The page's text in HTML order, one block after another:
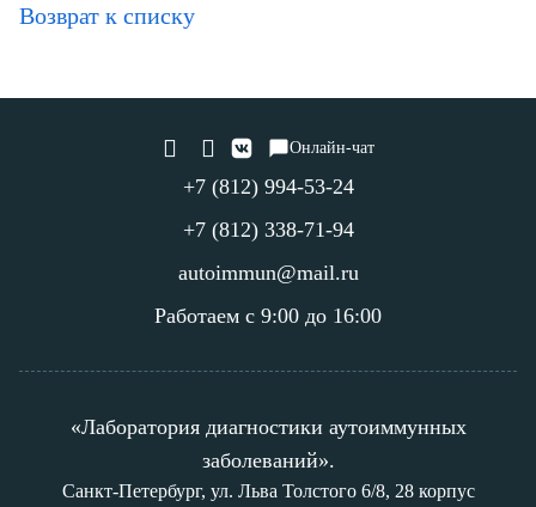
Возврат к списку
Онлайн-чат
+7 (812) 994-53-24
+7 (812) 338-71-94
autoimmun@mail.ru
Работаем с 9:00 до 16:00
«Лаборатория диагностики аутоиммунных
заболеваний».
Санкт-Петербург, ул. Льва Толстого 6/8, 28 корпус